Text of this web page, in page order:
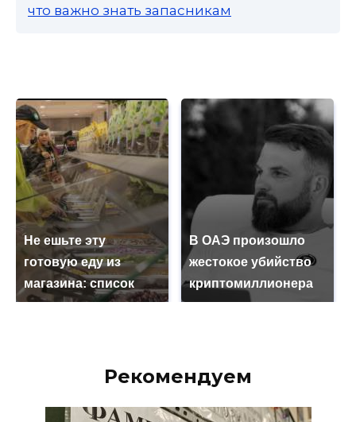
что важно знать запасникам
Не ешьте эту
готовую еду из
магазина: список
В ОАЭ произошло
жестокое убийство
криптомиллионера
Рекомендуем